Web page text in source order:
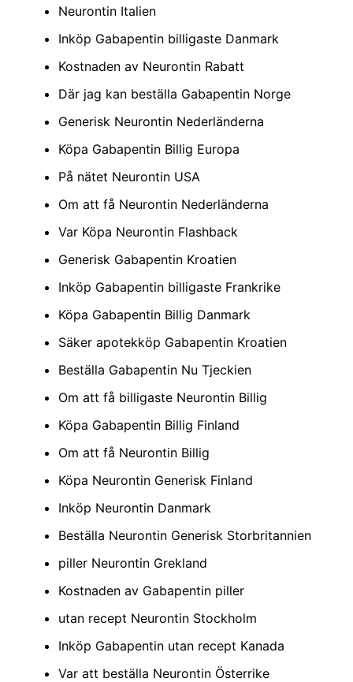
Neurontin Italien
Inköp Gabapentin billigaste Danmark
Kostnaden av Neurontin Rabatt
Där jag kan beställa Gabapentin Norge
Generisk Neurontin Nederländerna
Köpa Gabapentin Billig Europa
På nätet Neurontin USA
Om att få Neurontin Nederländerna
Var Köpa Neurontin Flashback
Generisk Gabapentin Kroatien
Inköp Gabapentin billigaste Frankrike
Köpa Gabapentin Billig Danmark
Säker apotekköp Gabapentin Kroatien
Beställa Gabapentin Nu Tjeckien
Om att få billigaste Neurontin Billig
Köpa Gabapentin Billig Finland
Om att få Neurontin Billig
Köpa Neurontin Generisk Finland
Inköp Neurontin Danmark
Beställa Neurontin Generisk Storbritannien
piller Neurontin Grekland
Kostnaden av Gabapentin piller
utan recept Neurontin Stockholm
Inköp Gabapentin utan recept Kanada
Var att beställa Neurontin Österrike